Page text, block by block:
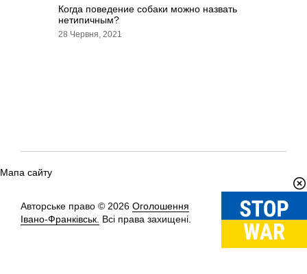
Когда поведение собаки можно назвать
нетипичным?
28 Червня, 2021
Мапа сайту
Авторське право © 2026 Оголошення
Івано-Франківськ. Всі права захищені.
Вгору↑